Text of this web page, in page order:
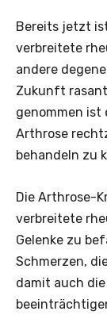
Bereits jetzt
verbreitete
andere
Zukunft
genommen ist
Arthrose
behandeln zu
Die Arthrose-
verbreitete
Gelenke zu
Schmerzen,
damit auch